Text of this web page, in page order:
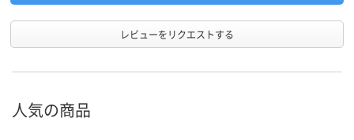
レビューをリクエストする
人気の商品